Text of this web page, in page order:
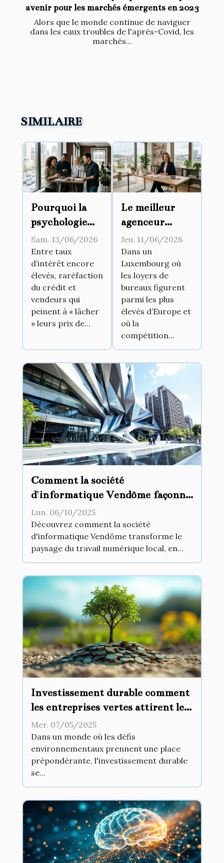
avenir pour les marchés émergents en 2023
Alors que le monde continue de naviguer
dans les eaux troubles de l'après-Covid, les
marchés...
SIMILAIRE
Pourquoi la
psychologie
des acheteurs
fait bouger le
marché
immobilier
aujourd’hui
Sam. 13/06/2026
Entre taux
d’intérêt encore
élevés, raréfaction
du crédit et
vendeurs qui
peinent à « lâcher
» leurs prix de...
Le meilleur
agenceur
Luxembourg,
acteur discret
derrière les
plus beaux
bureaux de la
capitale
Jeu. 11/06/2026
Dans un
Luxembourg où
les loyers de
bureaux figurent
parmi les plus
élevés d’Europe et
où la
compétition...
Comment la société
d'informatique Vendôme façonne
l'avenir du travail numérique
local ?
Lun. 06/10/2025
Découvrez comment la société
d'informatique Vendôme transforme le
paysage du travail numérique local, en...
Investissement durable comment
les entreprises vertes attirent les
capitaux
Mer. 07/05/2025
Dans un monde où les défis
environnementaux prennent une place
prépondérante, l'investissement durable
se...